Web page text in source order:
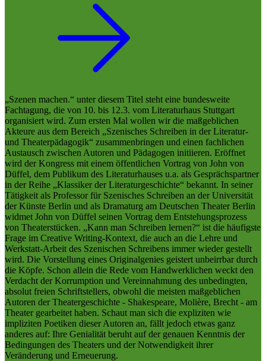
„Szenen machen.“ unter diesem Titel steht eine bundesweite
Fachtagung, die von 10. bis 12.3. vom Literaturhaus Stuttgart
organisiert wird. Zum ersten Mal wollen wir die maßgeblichen
Akteure aus dem Bereich „Szenisches Schreiben in der Literatur-
und Theaterpädagogik“ zusammenbringen und einen fachlichen
Austausch zwischen Autoren und Pädagogen initiieren. Eröffnet
wird der Kongress mit einem öffentlichen Vortrag von John von
Düffel, dem Publikum des Literaturhauses u.a. als Gesprächspartner
in der Reihe „Klassiker der Literaturgeschichte“ bekannt. In seiner
Tätigkeit als Professor für Szenisches Schreiben an der Universität
der Künste Berlin und als Dramaturg am Deutschen Theater Berlin
widmet John von Düffel seinen Vortrag dem Entstehungsprozess
von Theaterstücken. „Kann man Schreiben lernen?“ ist die häufigste
Frage im Creative Writing-Kontext, die auch an die Lehre und
Werkstatt-Arbeit des Szenischen Schreibens immer wieder gestellt
wird. Die Vorstellung eines Originalgenies geistert unbeirrbar durch
die Köpfe. Schon allein die Rede vom Handwerklichen weckt den
Verdacht der Korrumption und Vereinnahmung des unbedingten,
absolut freien Schriftstellers, obwohl die meisten maßgeblichen
Autoren der Theatergeschichte - Shakespeare, Molière, Brecht - am
Theater gearbeitet haben. Schaut man sich die expliziten wie
impliziten Poetiken dieser Autoren an, fällt jedoch etwas ganz
anderes auf: Ihre Genialität beruht auf der genauen Kenntnis der
Bedingungen des Theaters und der Notwendigkeit ihrer
Veränderung und Erneuerung.